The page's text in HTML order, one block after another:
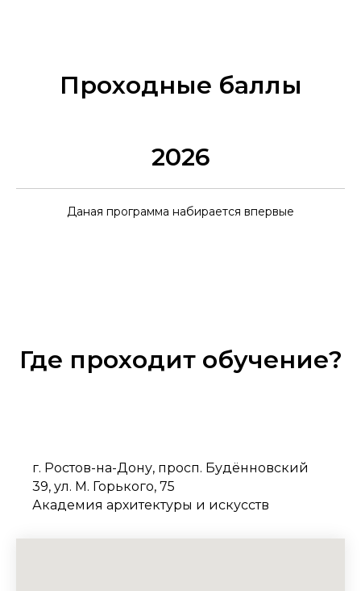
Проходные баллы
2026
Даная программа набирается впервые
Где проходит обучение?
г. Ростов-на-Дону, просп. Будённовский
39, ул. М. Горького, 75
Академия архитектуры и искусств